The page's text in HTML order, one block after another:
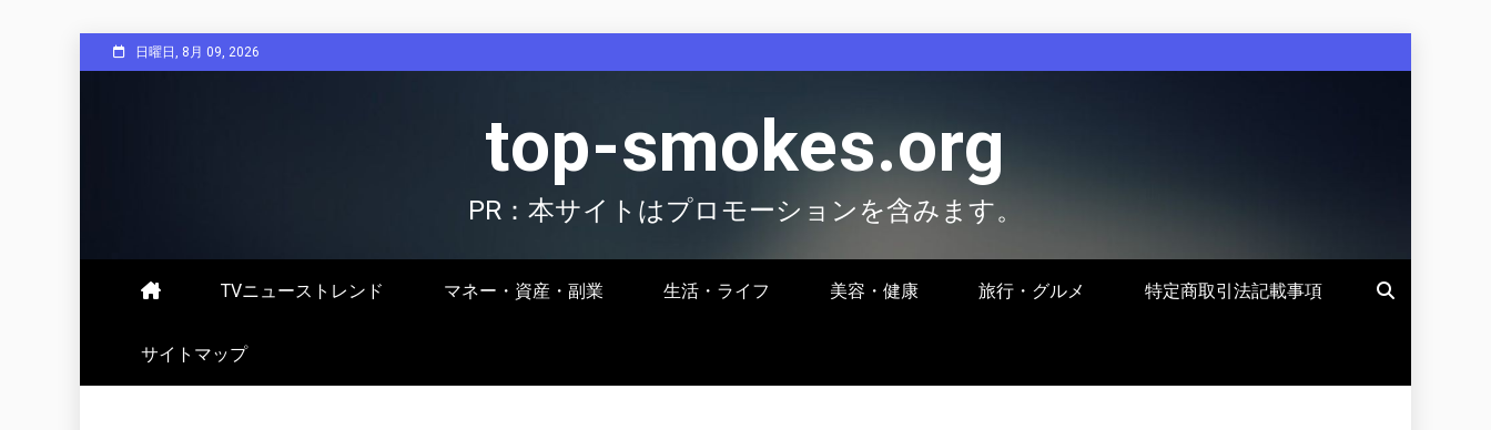
to
日曜日, 8月 09, 2026
top-smokes.org
PR：本サイトはプロモーションを含みます。
TVニューストレンド マネー・資産・副業 生活・ライフ 美容・健康 旅行・グルメ 特定商取引法記載事項
サイトマップ